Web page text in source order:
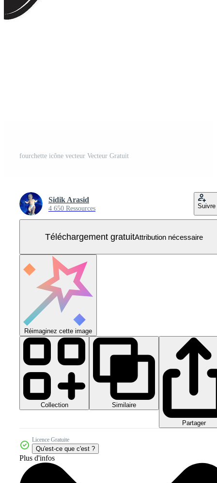
fourchette icône vecteur Vecteur Gratuit
Sidik Arasid
4 650 Ressources Suivre
Téléchargement gratuitAttribution nécessaire
Réimaginez cette image
Collection Similaire
Partager
Licence Gratuite
Qu'est-ce que c'est ?
Plus d'infos